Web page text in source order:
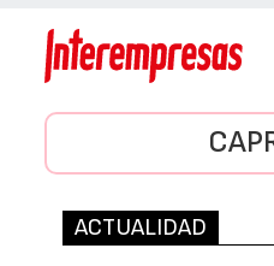
ACTUALIDAD